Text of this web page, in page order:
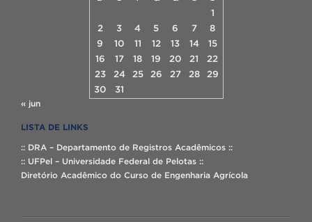
1
2
3 4 5 6 7
8
9
10 11 12 13 14
15
16
17 18 19 20 21
22
23
24 25 26 27 28
29
30
31
« jun
LISTA DE LINKS
:: DRA – Departamento de Registros Acadêmicos ::
:: UFPel – Universidade Federal de Pelotas ::
Diretório Acadêmico do Curso de Engenharia Agrícola